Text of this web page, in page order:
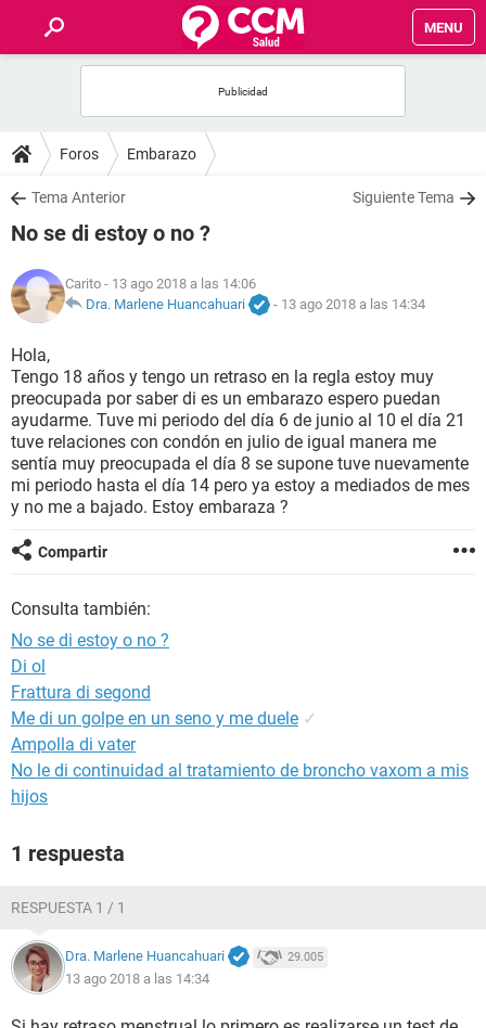
MENU
FOROS
SALUD
NUTRICIÓN
BIENESTAR
SEXUALIDAD
GLOSARIO
Foros Embarazo
Tema Anterior Siguiente Tema
No se di estoy o no ?
Carito - 13 ago 2018 a las 14:06
Dra. Marlene Huancahuari
- 13 ago 2018 a las 14:34
Hola,
Tengo 18 años y tengo un retraso en la regla estoy muy
preocupada por saber di es un embarazo espero puedan
ayudarme. Tuve mi periodo del día 6 de junio al 10 el día 21
tuve relaciones con condón en julio de igual manera me
sentía muy preocupada el día 8 se supone tuve nuevamente
mi periodo hasta el día 14 pero ya estoy a mediados de mes
y no me a bajado. Estoy embaraza ?
Compartir
Consulta también:
No se di estoy o no ?
Di ol
Frattura di segond
Me di un golpe en un seno y me duele ✓
Ampolla di vater
No le di continuidad al tratamiento de broncho vaxom a mis
hijos
1 respuesta
RESPUESTA 1 / 1
Dra. Marlene Huancahuari 29.005
13 ago 2018 a las 14:34